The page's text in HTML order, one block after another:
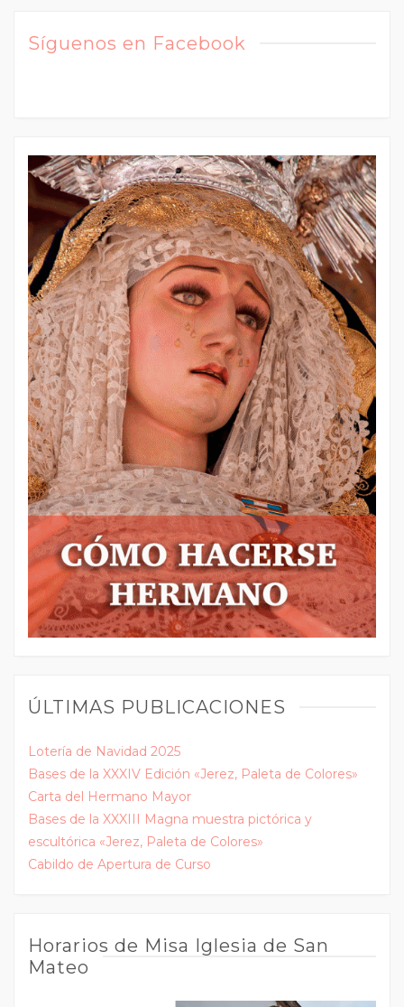
Síguenos en Facebook
ÚLTIMAS PUBLICACIONES
Lotería de Navidad 2025
Bases de la XXXIV Edición «Jerez, Paleta de Colores»
Carta del Hermano Mayor
Bases de la XXXIII Magna muestra pictórica y
escultórica «Jerez, Paleta de Colores»
Cabildo de Apertura de Curso
Horarios de Misa Iglesia de San
Mateo